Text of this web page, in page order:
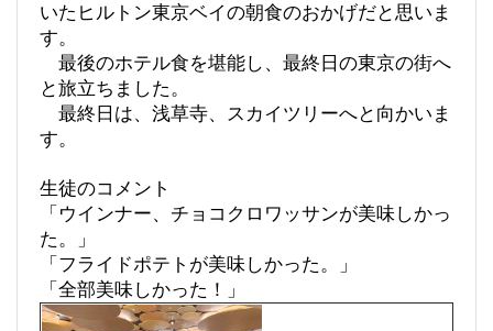
いたヒルトン東京ベイの朝食のおかげだと思いま
す。
最後のホテル食を堪能し、最終日の東京の街へ
と旅立ちました。
最終日は、浅草寺、スカイツリーへと向かいま
す。
生徒のコメント
「ウインナー、チョコクロワッサンが美味しかっ
た。」
「フライドポテトが美味しかった。」
「全部美味しかった！」